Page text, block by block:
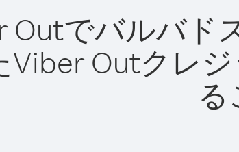
Outでバルバド
Viber Outクレ
る